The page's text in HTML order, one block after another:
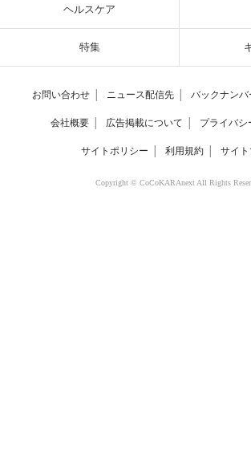
ヘルスケア
特集
お問い合わせ ニュース配信先 バックナンバ
会社概要 広告掲載について プライバシ
サイトポリシー 利用規約 サイ
Copyright © CoCoKARAnext All Rights